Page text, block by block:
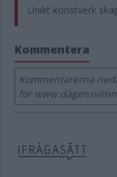
Unikt konstverk
Kommentera
Kommentarerna
för